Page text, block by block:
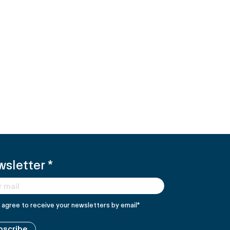
*
agree to receive your newsletters by email*